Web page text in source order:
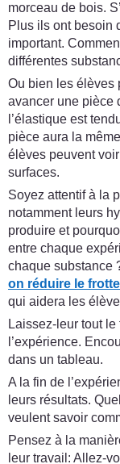
morceau de bois.
Plus ils ont besoin
important.
différentes
Ou bien les élèves
avancer une pièce
l’élastique est
pièce aura la
élèves peuvent
surfaces.
Soyez attentif à la
notamment leurs
produire et
entre chaque
chaque substance
on réduire le
qui aidera les
Laissez-leur tout
l’expérience.
dans un tableau.
A la fin de
leurs résultats.
veulent savoir
Pensez à la
leur travail: Allez-